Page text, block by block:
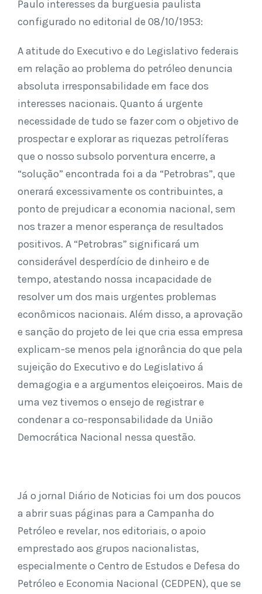
Paulo interesses da burguesia paulista
configurado no editorial de 08/10/1953:
A atitude do Executivo e do Legislativo federais
em relação ao problema do petróleo denuncia
absoluta irresponsabilidade em face dos
interesses nacionais. Quanto á urgente
necessidade de tudo se fazer com o objetivo de
prospectar e explorar as riquezas petrolíferas
que o nosso subsolo porventura encerre, a
“solução” encontrada foi a da “Petrobras”, que
onerará excessivamente os contribuintes, a
ponto de prejudicar a economia nacional, sem
nos trazer a menor esperança de resultados
positivos. A “Petrobras” significará um
considerável desperdício de dinheiro e de
tempo, atestando nossa incapacidade de
resolver um dos mais urgentes problemas
econômicos nacionais. Além disso, a aprovação
e sanção do projeto de lei que cria essa empresa
explicam-se menos pela ignorância do que pela
sujeição do Executivo e do Legislativo á
demagogia e a argumentos eleiçoeiros. Mais de
uma vez tivemos o ensejo de registrar e
condenar a co-responsabilidade da União
Democrática Nacional nessa questão.
Já o jornal Diário de Noticias foi um dos poucos
a abrir suas páginas para a Campanha do
Petróleo e revelar, nos editoriais, o apoio
emprestado aos grupos nacionalistas,
especialmente o Centro de Estudos e Defesa do
Petróleo e Economia Nacional (CEDPEN), que se